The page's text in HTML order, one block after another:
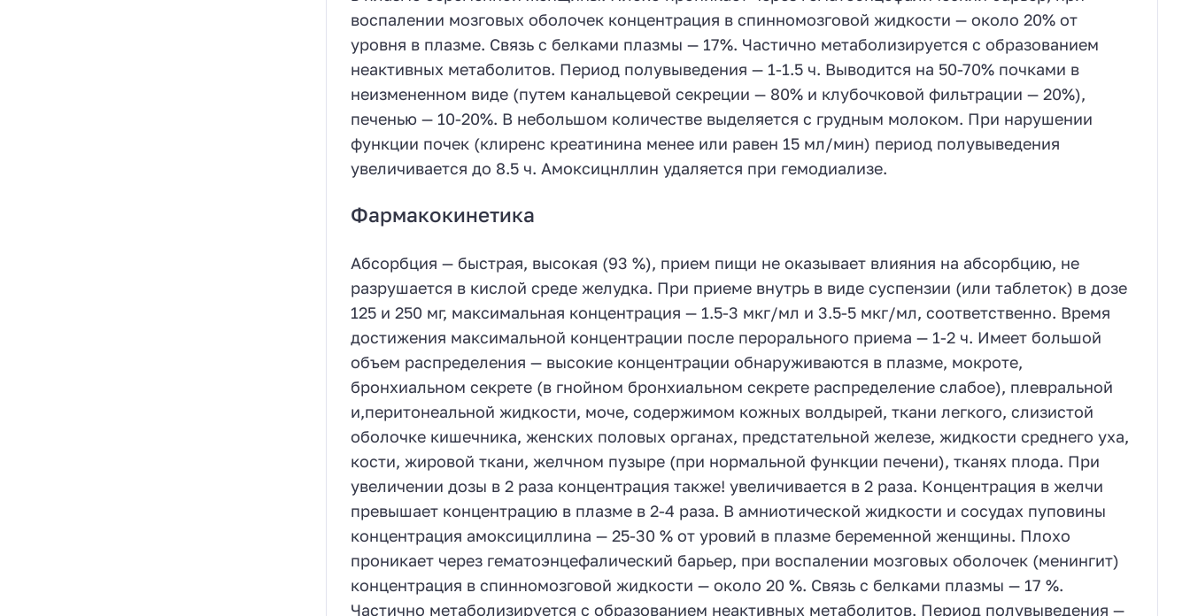
воспалении мозговых оболочек концентрация в спинномозговой жидкости — около 20% от
уровня в плазме. Связь с белками плазмы — 17%. Частично метаболизируется с образованием
неактивных метаболитов. Период полувыведения — 1-1.5 ч. Выводится на 50-70% почками в
неизмененном виде (путем канальцевой секреции — 80% и клубочковой фильтрации — 20%),
печенью — 10-20%. В небольшом количестве выделяется с грудным молоком. При нарушении
функции почек (клиренс креатинина менее или равен 15 мл/мин) период полувыведения
увеличивается до 8.5 ч. Амоксицнллин удаляется при гемодиализе.
Фармакокинетика
Абсорбция — быстрая, высокая (93 %), прием пищи не оказывает влияния на абсорбцию, не
разрушается в кислой среде желудка. При приеме внутрь в виде суспензии (или таблеток) в дозе
125 и 250 мг, максимальная концентрация — 1.5-3 мкг/мл и 3.5-5 мкг/мл, соответственно. Время
достижения максимальной концентрации после перорального приема — 1-2 ч. Имеет большой
объем распределения — высокие концентрации обнаруживаются в плазме, мокроте,
бронхиальном секрете (в гнойном бронхиальном секрете распределение слабое), плевральной
и,перитонеальной жидкости, моче, содержимом кожных волдырей, ткани легкого, слизистой
оболочке кишечника, женских половых органах, предстательной железе, жидкости среднего уха,
кости, жировой ткани, желчном пузыре (при нормальной функции печени), тканях плода. При
увеличении дозы в 2 раза концентрация также! увеличивается в 2 раза. Концентрация в желчи
превышает концентрацию в плазме в 2-4 раза. В амниотической жидкости и сосудах пуповины
концентрация амоксициллина — 25-30 % от уровий в плазме беременной женщины. Плохо
проникает через гематоэнцефалический барьер, при воспалении мозговых оболочек (менингит)
концентрация в спинномозговой жидкости — около 20 %. Связь с белками плазмы — 17 %.
Частично метаболизируется с образованием неактивных метаболитов. Период полувыведения —